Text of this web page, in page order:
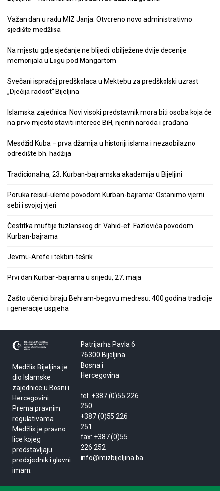
Važan dan u radu MIZ Janja: Otvoreno novo administrativno
sjedište medžlisa
Na mjestu gdje sjećanje ne blijedi: obilježene dvije decenije
memorijala u Logu pod Mangartom
Svečani ispraćaj predškolaca u Mektebu za predškolski uzrast
„Dječija radost“ Bijeljina
Islamska zajednica: Novi visoki predstavnik mora biti osoba koja će
na prvo mjesto staviti interese BiH, njenih naroda i građana
Mesdžid Kuba – prva džamija u historiji islama i nezaobilazno
odredište bh. hadžija
Tradicionalna, 23. Kurban-bajramska akademija u Bijeljini
Poruka reisul-uleme povodom Kurban-bajrama: Ostanimo vjerni
sebi i svojoj vjeri
Čestitka muftije tuzlanskog dr. Vahid-ef. Fazlovića povodom
Kurban-bajrama
Jevmu-Arefe i tekbiri-tešrik
Prvi dan Kurban-bajrama u srijedu, 27. maja
Zašto učenici biraju Behram-begovu medresu: 400 godina tradicije
i generacije uspjeha
Medžlis Bijeljina je
dio Islamske
zajednice u Bosni i
Hercegovini.
Prema pravnim
regulativama
Medžlis je pravno
lice kojeg
predstavljaju
predsjednik i glavni
imam.
Patrijarha Pavla 6
76300 Bijeljina
Bosna i
Hercegovina
tel: +387 (0)55 226
250
+387 (0)55 226
251
fax: +387 (0)55
226 252
info@mizbijeljina.ba